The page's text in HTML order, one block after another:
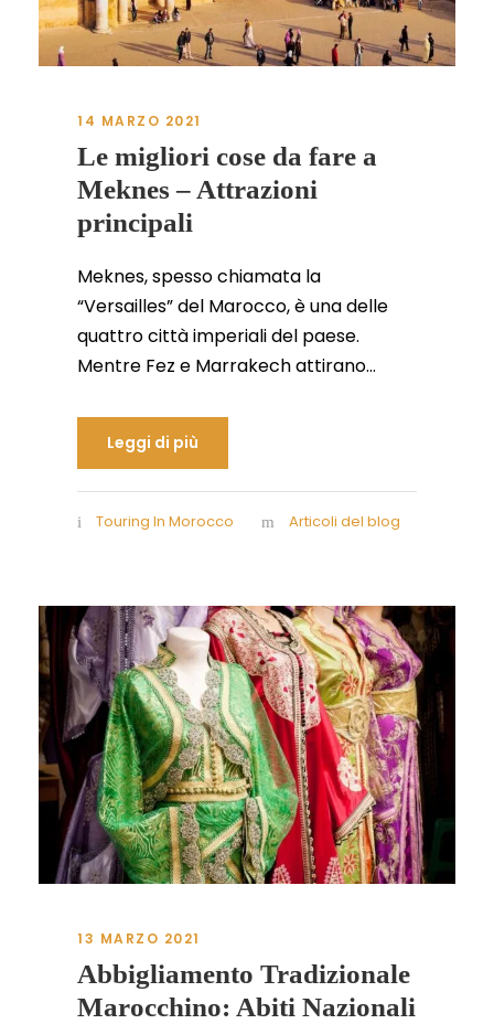
14 MARZO 2021
Le migliori cose da fare a
Meknes – Attrazioni
principali
Meknes, spesso chiamata la
“Versailles” del Marocco, è una delle
quattro città imperiali del paese.
Mentre Fez e Marrakech attirano...
Leggi di più
Touring In Morocco Articoli del blog
13 MARZO 2021
Abbigliamento Tradizionale
Marocchino: Abiti Nazionali